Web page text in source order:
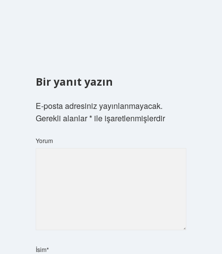
Bir yanıt yazın
E-posta adresiniz yayınlanmayacak.
Gerekli alanlar*ile işaretlenmişlerdir
Yorum
İsim*